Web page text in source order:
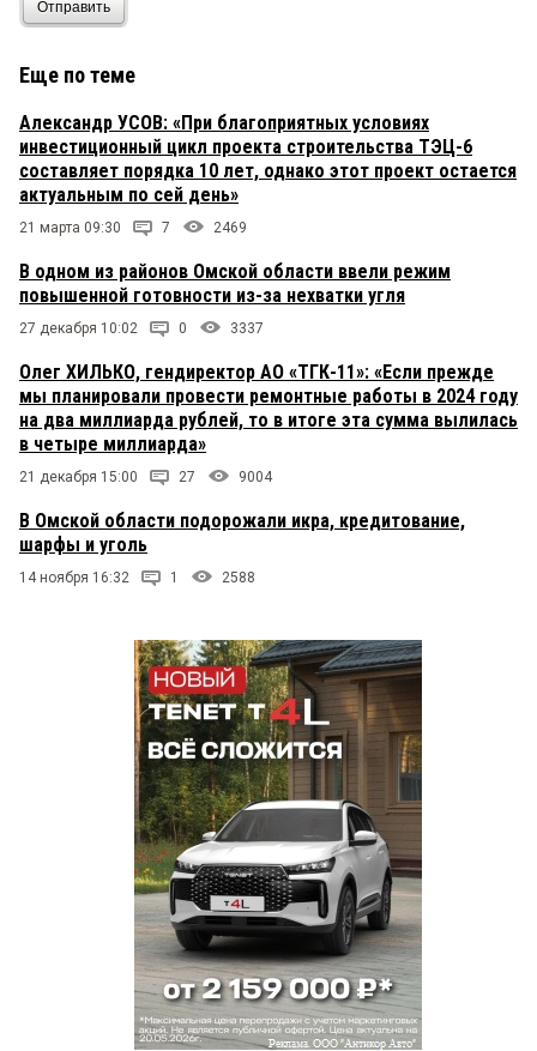
Отправить
Еще по теме
Александр УСОВ: «При благоприятных условиях
инвестиционный цикл проекта строительства ТЭЦ-6
составляет порядка 10 лет, однако этот проект остается
актуальным по сей день»
21 марта 09:30 7 2469
В одном из районов Омской области ввели режим
повышенной готовности из-за нехватки угля
27 декабря 10:02 0 3337
Олег ХИЛЬКО, гендиректор АО «ТГК-11»: «Если прежде
мы планировали провести ремонтные работы в 2024 году
на два миллиарда рублей, то в итоге эта сумма вылилась
в четыре миллиарда»
21 декабря 15:00 27 9004
В Омской области подорожали икра, кредитование,
шарфы и уголь
14 ноября 16:32 1 2588